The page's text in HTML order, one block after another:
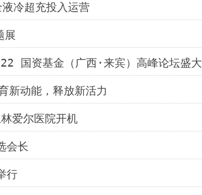
冷超充投入运营
展
国资基金（广西·来宾）高峰论坛盛大
新动能，释放新活力
爱尔医院开机
会长
行